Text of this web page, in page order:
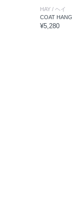
HAY / ヘイ
¥5,280